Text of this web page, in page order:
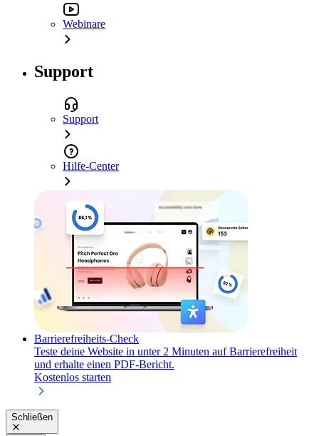
Webinare
Support
Support
Hilfe-Center
Barrierefreiheits-Check
Teste deine Website in unter 2 Minuten auf Barrierefreiheit
und erhalte einen PDF-Bericht.
Kostenlos starten
Schließen